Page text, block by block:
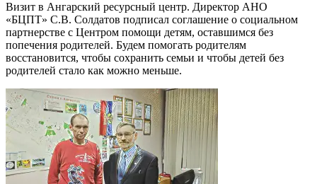
Визит в Ангарский ресурсный центр. Директор АНО
«БЦПТ» С.В. Солдатов подписал соглашение о социальном
партнерстве с Центром помощи детям, оставшимся без
попечения родителей. Будем помогать родителям
восстановится, чтобы сохранить семьи и чтобы детей без
родителей стало как можно меньше.